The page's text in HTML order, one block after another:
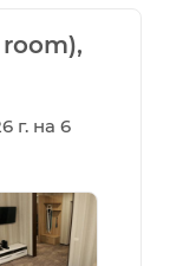
г. на 6